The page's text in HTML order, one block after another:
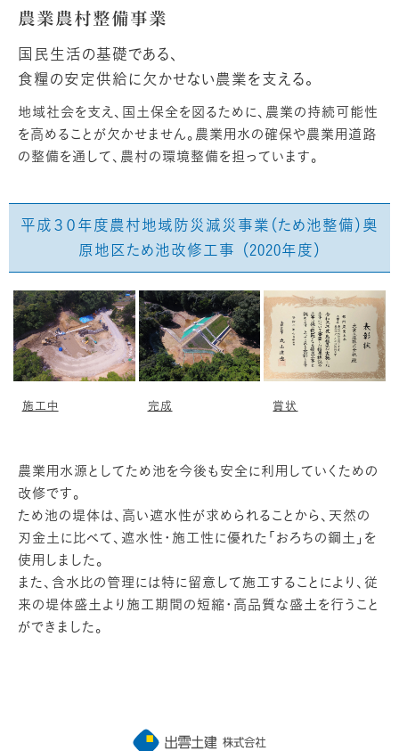
農業農村整備事業
国民生活の基礎である、
食糧の安定供給に欠かせない農業を支える。
地域社会を支え、国土保全を図るために、農業の持続可能性
を高めることが欠かせません。農業用水の確保や農業用道路
の整備を通して、農村の環境整備を担っています。
平成３０年度農村地域防災減災事業（ため池整備）奥
原地区ため池改修工事 （2020年度）
施工中 完成 賞状
農業用水源としてため池を今後も安全に利用していくための
改修です。
ため池の堤体は、高い遮水性が求められることから、天然の
刃金土に比べて、遮水性・施工性に優れた「おろちの鋼土」を
使用しました。
また、含水比の管理には特に留意して施工することにより、従
来の堤体盛土より施工期間の短縮・高品質な盛土を行うこと
ができました。